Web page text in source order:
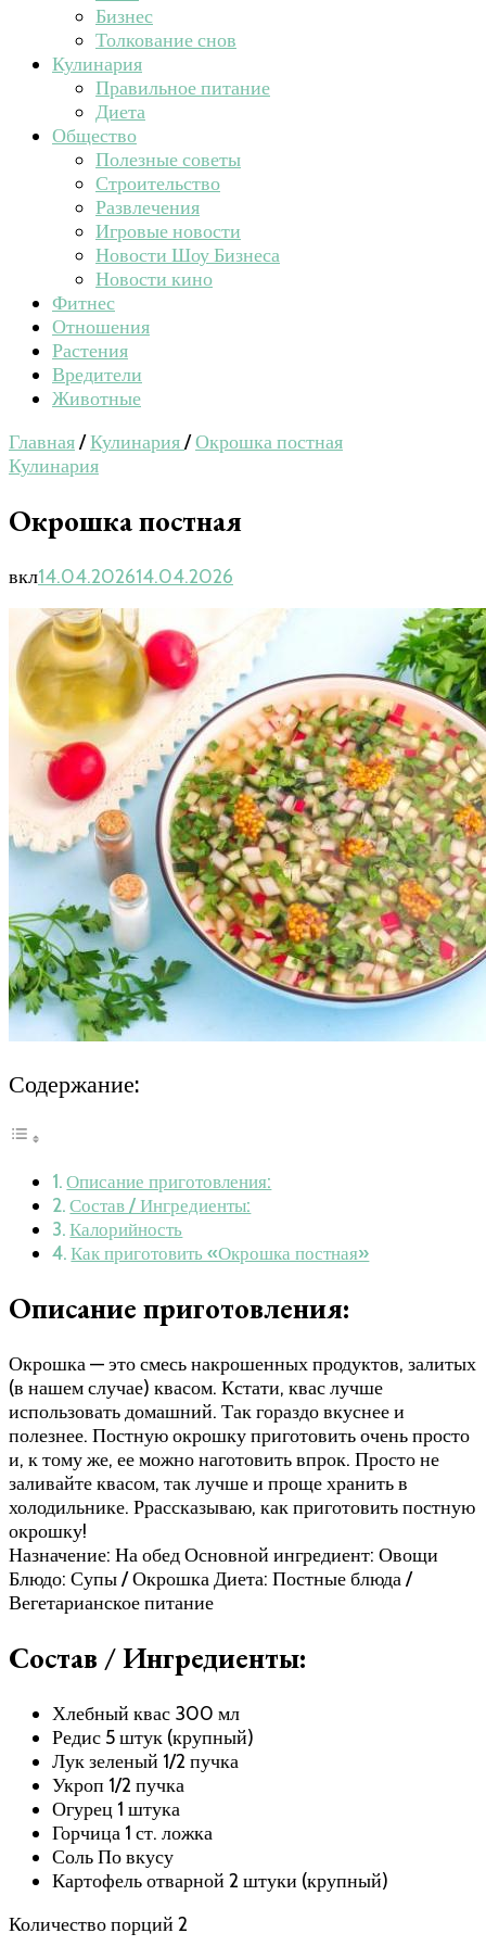
Бизнес
Толкование снов
Кулинария
Правильное питание
Диета
Общество
Полезные советы
Строительство
Развлечения
Игровые новости
Новости Шоу Бизнеса
Новости кино
Фитнес
Отношения
Растения
Вредители
Животные
Главная/Кулинария/Окрошка постная
Кулинария
Окрошка постная
вкл14.04.202614.04.2026
Содержание:
Описание приготовления:
Состав / Ингредиенты:
Калорийность
Как приготовить «Окрошка постная»
Описание приготовления:
Окрошка — это смесь накрошенных продуктов, залитых
(в нашем случае) квасом. Кстати, квас лучше
использовать домашний. Так гораздо вкуснее и
полезнее. Постную окрошку приготовить очень просто
и, к тому же, ее можно наготовить впрок. Просто не
заливайте квасом, так лучше и проще хранить в
холодильнике. Ррассказываю, как приготовить постную
окрошку!
Назначение: На обед Основной ингредиент: Овощи
Блюдо: Супы / Окрошка Диета: Постные блюда /
Вегетарианское питание
Состав / Ингредиенты:
Хлебный квас 300 мл
Редис 5 штук (крупный)
Лук зеленый 1/2 пучка
Укроп 1/2 пучка
Огурец 1 штука
Горчица 1 ст. ложка
Соль По вкусу
Картофель отварной 2 штуки (крупный)
Количество порций 2